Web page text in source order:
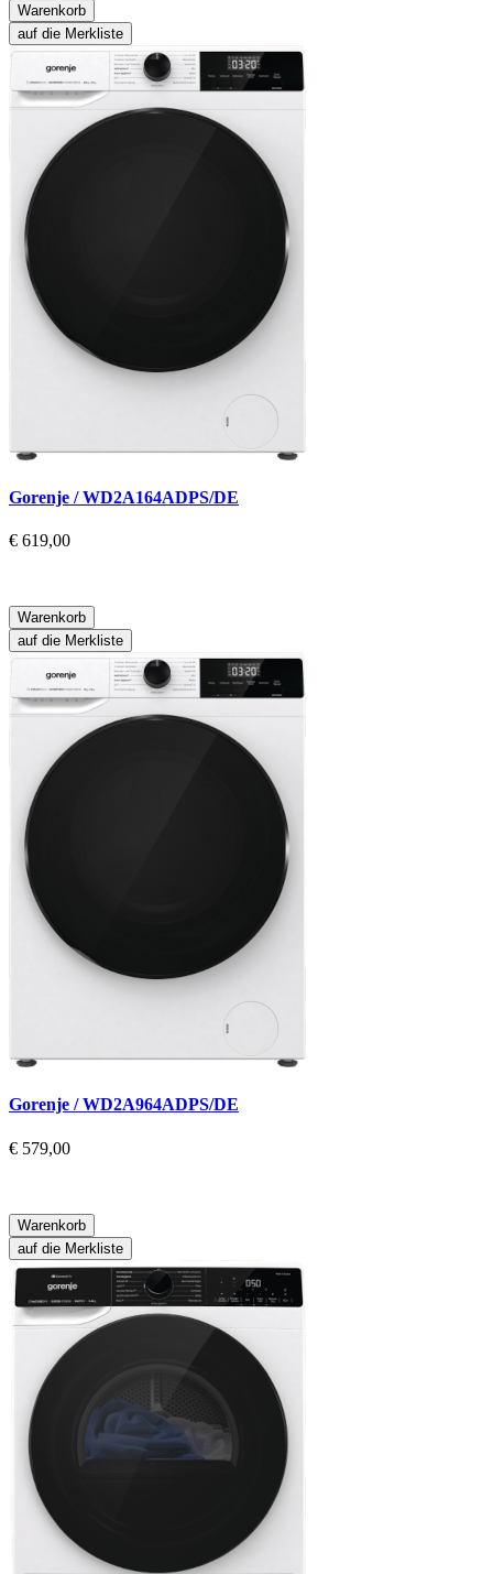
Warenkorb
auf die Merkliste
Gorenje / WD2A164ADPS/DE
€ 619,00
Warenkorb
auf die Merkliste
Gorenje / WD2A964ADPS/DE
€ 579,00
Warenkorb
auf die Merkliste